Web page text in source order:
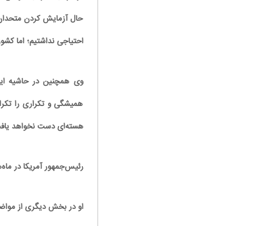
حال آزمایش کردن
احتیاجی نداشتیم؛ اما
وی همچنین در حاشیه
همیشگی و تکراری را
هسته‌ای دست نخواهد
رئیس‎‌جمهور آمریکا در ماه‌های اخیر، بیش از ۴۰ مرتبه مدعی «نابودی» توانمندی نظامی ایران شده است.
او در بخش دیگری از